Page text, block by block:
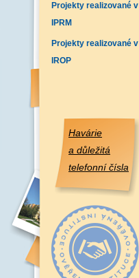
Projekty realizované v
IPRM
Projekty realizované v
IROP
Havárie
a důležitá
telefonní čísla